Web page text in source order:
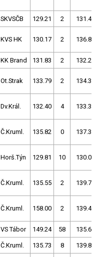
SKVSČB 129.21 2 131.46
KVS HK 130.17 2 136.81
KK Brand 131.83 2 132.24
Ot.Strak 133.79 2 134.31
Dv.Král. 132.40 4 133.31
Č.Kruml. 135.82 0 137.31
Horš.Týn 129.81 10 130.02
Č.Kruml. 135.55 2 139.72
Č.Kruml. 158.00 2 139.42
VS Tábor 149.24 58 135.61
Č.Kruml. 135.73 8 139.86